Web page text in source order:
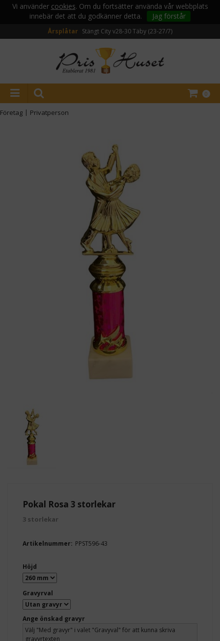
Vi använder cookies. Om du fortsätter använda vår webbplats
innebär det att du godkänner detta.
Jag förstår
Årsplåtar Stängt City v28-30Täby (23-27/7)
0
Företag | Privatperson
Pokal Rosa 3 storlekar
3 storlekar
Artikelnummer: PPST596-43
Höjd
Gravyrval
Ange önskad gravyr